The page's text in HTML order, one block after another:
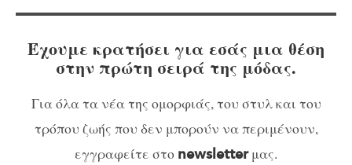
Έχουμε κρατήσει για εσάς μια θέση
στην πρώτη σειρά της μόδας.
Για όλα τα νέα της ομορφιάς, του στυλ και του
τρόπου ζωής που δεν μπορούν να περιμένουν,
εγγραφείτε στο newsletterμας.